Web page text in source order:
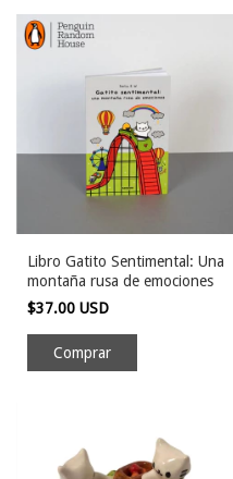
Libro Gatito Sentimental: Una
montaña rusa de emociones
$37.00 USD